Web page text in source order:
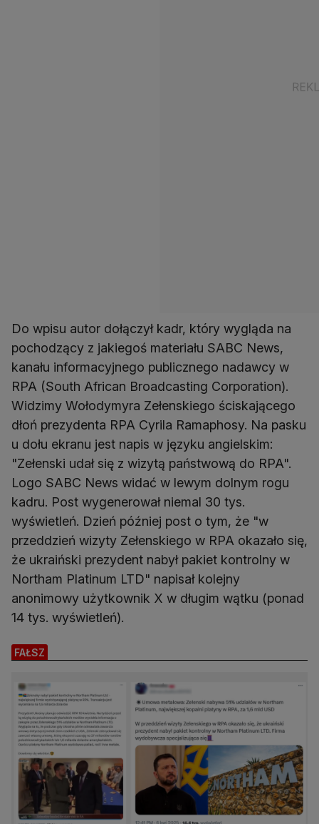
Do wpisu autor dołączył kadr, który wygląda na
pochodzący z jakiegoś materiału SABC News,
kanału informacyjnego publicznego nadawcy w
RPA (South African Broadcasting Corporation).
Widzimy Wołodymyra Zełenskiego ściskającego
dłoń prezydenta RPA Cyrila Ramaphosy. Na pasku
u dołu ekranu jest napis w języku angielskim:
"Zełenski udał się z wizytą państwową do RPA".
Logo SABC News widać w lewym dolnym rogu
kadru. Post wygenerował niemal 30 tys.
wyświetleń. Dzień później post o tym, że "w
przeddzień wizyty Zełenskiego w RPA okazało się,
że ukraiński prezydent nabył pakiet kontrolny w
Northam Platinum LTD" napisał kolejny
anonimowy użytkownik X w długim wątku (ponad
14 tys. wyświetleń).
FAŁSZ